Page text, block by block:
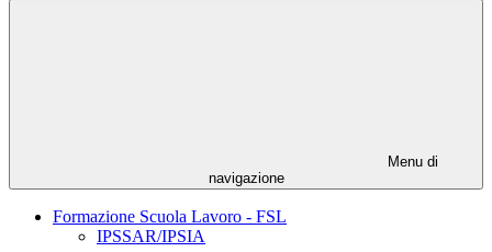
Menu di
navigazione
Formazione Scuola Lavoro - FSL
IPSSAR/IPSIA